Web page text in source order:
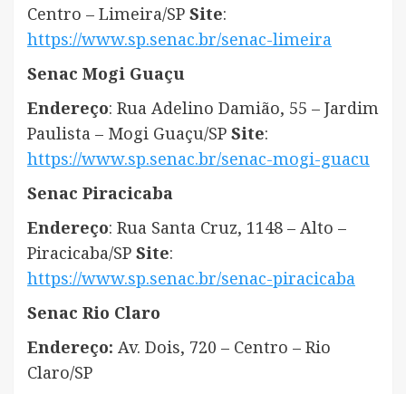
Centro – Limeira/SP Site:
https://www.sp.senac.br/senac-limeira
Senac Mogi Guaçu
Endereço: Rua Adelino Damião, 55 – Jardim
Paulista – Mogi Guaçu/SP Site:
https://www.sp.senac.br/senac-mogi-guacu
Senac Piracicaba
Endereço: Rua Santa Cruz, 1148 – Alto –
Piracicaba/SP Site:
https://www.sp.senac.br/senac-piracicaba
Senac Rio Claro
Endereço: Av. Dois, 720 – Centro – Rio
Claro/SP